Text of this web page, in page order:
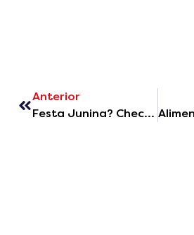
Anterior
Festa Junina? Check out 3 healthy recipes that will surprise you!